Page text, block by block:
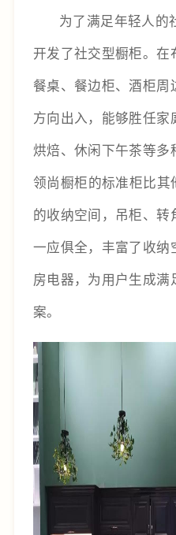
为了满足年轻人的
开发了社交型橱柜。
餐桌、餐边柜、酒柜
方向出入，能够胜任
烘焙、休闲下午茶等多
领尚橱柜的标准柜比
的收纳空间，吊柜、转
一应俱全，丰富了收纳
房电器，为用户生成
案。